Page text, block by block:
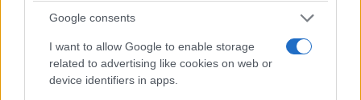
Google consents
I want to allow Google to enable storage
related to advertising like cookies on web or
device identifiers in apps.